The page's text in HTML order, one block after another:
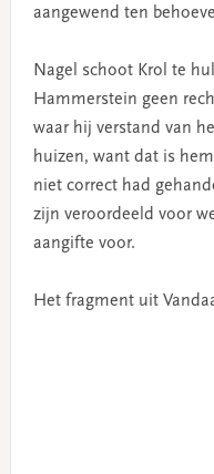
aangewend ten
Nagel schoot Krol te
Hammerstein geen
waar hij verstand van
huizen, want dat is
niet correct had
zijn veroordeeld voor
aangifte voor.
Het fragment uit